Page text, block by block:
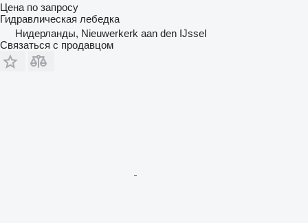
Цена по запросу
Гидравлическая лебедка
Нидерланды, Nieuwerkerk aan den IJssel
Связаться с продавцом